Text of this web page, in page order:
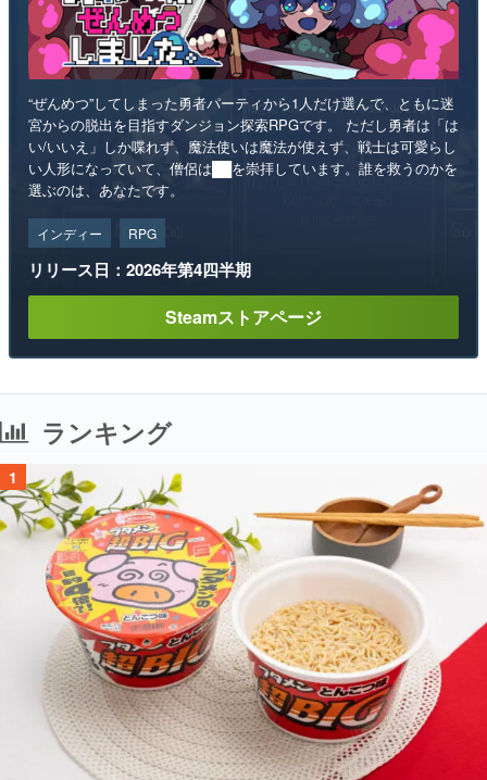
“ぜんめつ”してしまった勇者パーティから1人だけ選んで、ともに迷
宮からの脱出を目指すダンジョン探索RPGです。 ただし勇者は「は
い/いいえ」しか喋れず、魔法使いは魔法が使えず、戦士は可愛らし
い人形になっていて、僧侶は██を崇拝しています。誰を救うのかを
選ぶのは、あなたです。
インディー RPG
リリース日：2026年第4四半期
Steamストアページ
ランキング
1